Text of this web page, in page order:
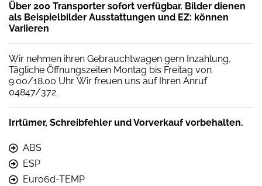
Über 200 Transporter sofort verfügbar. Bilder dienen
als Beispielbilder Ausstattungen und EZ: können
Variieren
Wir nehmen ihren Gebrauchtwagen gern Inzahlung,
Tägliche Öffnungszeiten Montag bis Freitag von
9.00/18.00 Uhr. Wir freuen uns auf Ihren Anruf
04847/372.
Irrtümer, Schreibfehler und Vorverkauf vorbehalten.
ABS
ESP
Euro6d-TEMP